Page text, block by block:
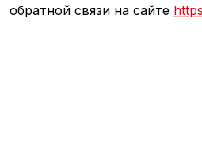
обратной связи на сайте